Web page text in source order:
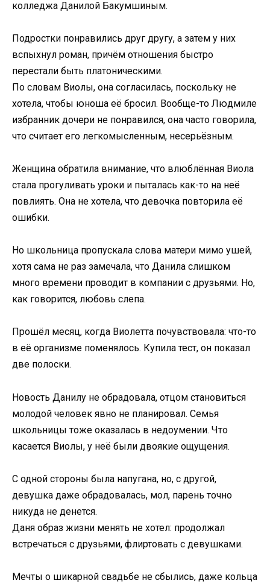
колледжа Данилой Бакумшиным.
Подростки понравились друг другу, а затем у них
вспыхнул роман, причём отношения быстро
перестали быть платоническими.
По словам Виолы, она согласилась, поскольку не
хотела, чтобы юноша её бросил. Вообще-то Людмиле
избранник дочери не понравился, она часто говорила,
что считает его легкомысленным, несерьёзным.
Женщина обратила внимание, что влюблённая Виола
стала прогуливать уроки и пыталась как-то на неё
повлиять. Она не хотела, что девочка повторила её
ошибки.
Но школьница пропускала слова матери мимо ушей,
хотя сама не раз замечала, что Данила слишком
много времени проводит в компании с друзьями. Но,
как говорится, любовь слепа.
Прошёл месяц, когда Виолетта почувствовала: что-то
в её организме поменялось. Купила тест, он показал
две полоски.
Новость Данилу не обрадовала, отцом становиться
молодой человек явно не планировал. Семья
школьницы тоже оказалась в недоумении. Что
касается Виолы, у неё были двоякие ощущения.
С одной стороны была напугана, но, с другой,
девушка даже обрадовалась, мол, парень точно
никуда не денется.
Даня образ жизни менять не хотел: продолжал
встречаться с друзьями, флиртовать с девушками.
Мечты о шикарной свадьбе не сбылись, даже кольца